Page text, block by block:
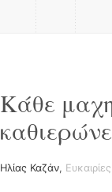
Κάθε
Ηλίας Καζάν, Ευκαιρίες